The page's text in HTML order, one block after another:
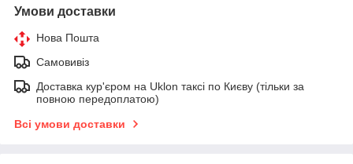
Умови доставки
Нова Пошта
Самовивіз
Доставка кур'єром на Uklon таксі по Києву (тільки за
повною передоплатою)
Всі умови доставки